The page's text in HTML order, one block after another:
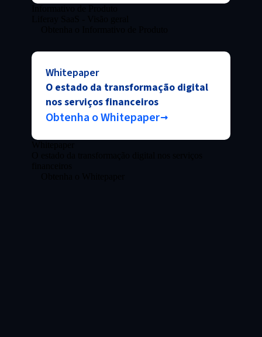
Whitepaper
O estado da transformação digital
nos serviços financeiros
Obtenha o Whitepaper